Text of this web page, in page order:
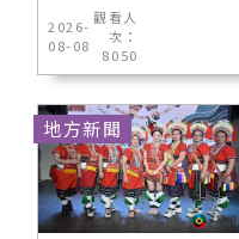
2026-
08-08
觀看人
次：
8050
地方新聞